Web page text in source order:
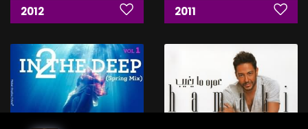
2012
2011